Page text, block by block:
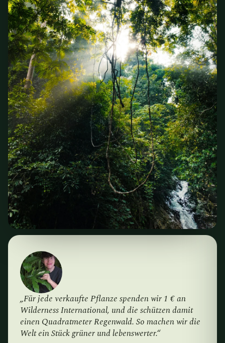
„Für jede verkaufte Pflanze spenden wir 1 € an
Wilderness International, und die schützen damit
einen Quadratmeter Regenwald. So machen wir die
Welt ein Stück grüner und lebenswerter.“